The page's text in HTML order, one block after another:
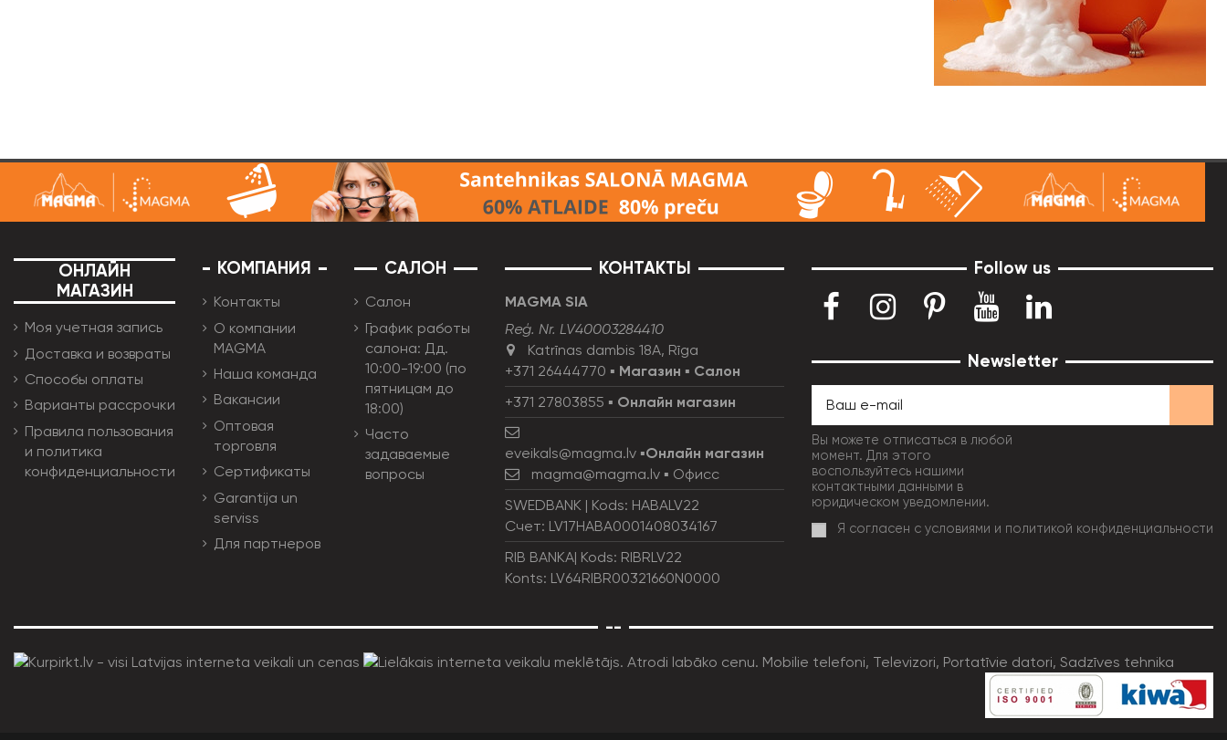
ОНЛАЙН
МАГАЗИН
Моя учетная запись
Доставка и возвраты
Способы оплаты
Варианты рассрочки
Правила пользования
и политика
конфиденциальности
КОМПАНИЯ
Контакты
О компании
MAGMA
Наша команда
Вакансии
Оптовая
торговля
Сертификаты
Garantija un
serviss
Для партнеров
САЛОН
Салон
График работы
салона: Дд.
10:00-19:00 (по
пятницам до
18:00)
Часто
задаваемые
вопросы
КОНТАКТЫ
MAGMA SIA
Reģ. Nr. LV40003284410
Katrīnas dambis 18A, Rīga
+371 26444770 ▪ Магазин ▪ Салон
+371 27803855 ▪ Онлайн магазин
eveikals@magma.lv ▪Онлайн магазин
magma@magma.lv▪ Офисс
SWEDBANK | Kods: HABALV22
Счет: LV17HABA0001408034167
RIB BANKA| Kods: RIBRLV22
Konts: LV64RIBR00321660N0000
Follow us
Newsletter
Вы можете отписаться в любой
момент. Для этого
воспользуйтесь нашими
контактными данными в
юридическом уведомлении.
Я согласен с условиями и политикой конфиденциальности
--